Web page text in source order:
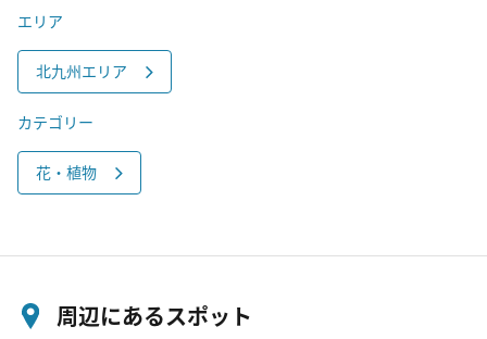
エリア
北九州エリア
カテゴリー
花・植物
周辺にあるスポット